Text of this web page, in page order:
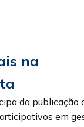
na
da publicação
em